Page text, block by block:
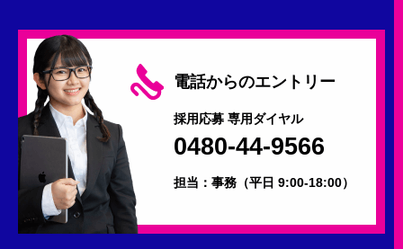
電話からのエントリー
採用応募 専用ダイヤル
0480-44-9566
担当：事務 （平日 9:00-18:00）